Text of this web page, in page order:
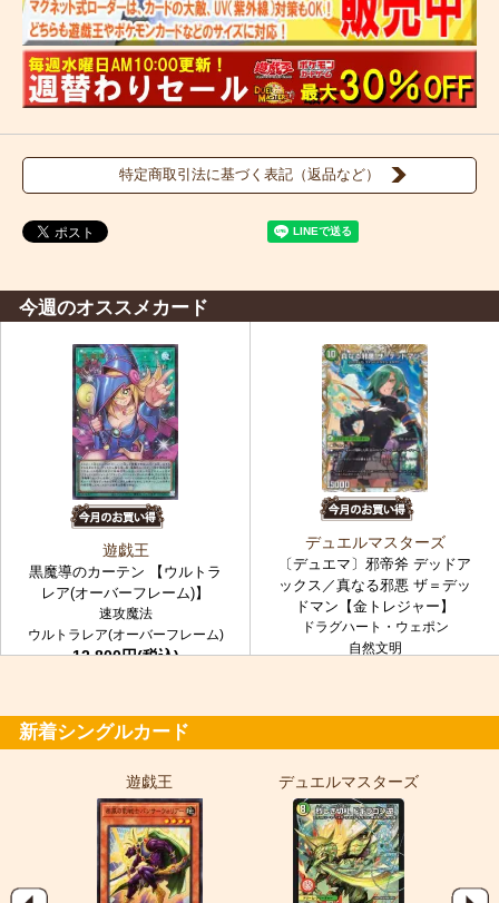
特定商取引法に基づく表記（返品など）
今週のオススメカード
遊戯王
黒魔導のカーテン 【ウルトラ
レア(オーバーフレーム)】
速攻魔法
ウルトラレア(オーバーフレーム)
12,800円(税込)
デュエルマスターズ
〔デュエマ〕邪帝斧 デッドア
ックス／真なる邪悪 ザ＝デッ
ドマン【金トレジャー】
ドラグハート・ウェポン
自然文明
新着シングルカード
遊戯王 デュエルマスターズ